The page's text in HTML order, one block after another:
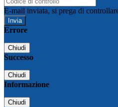
E-mail inviata, si prega di
Errore
Chiudi
Successo
Chiudi
Informazione
Chiudi